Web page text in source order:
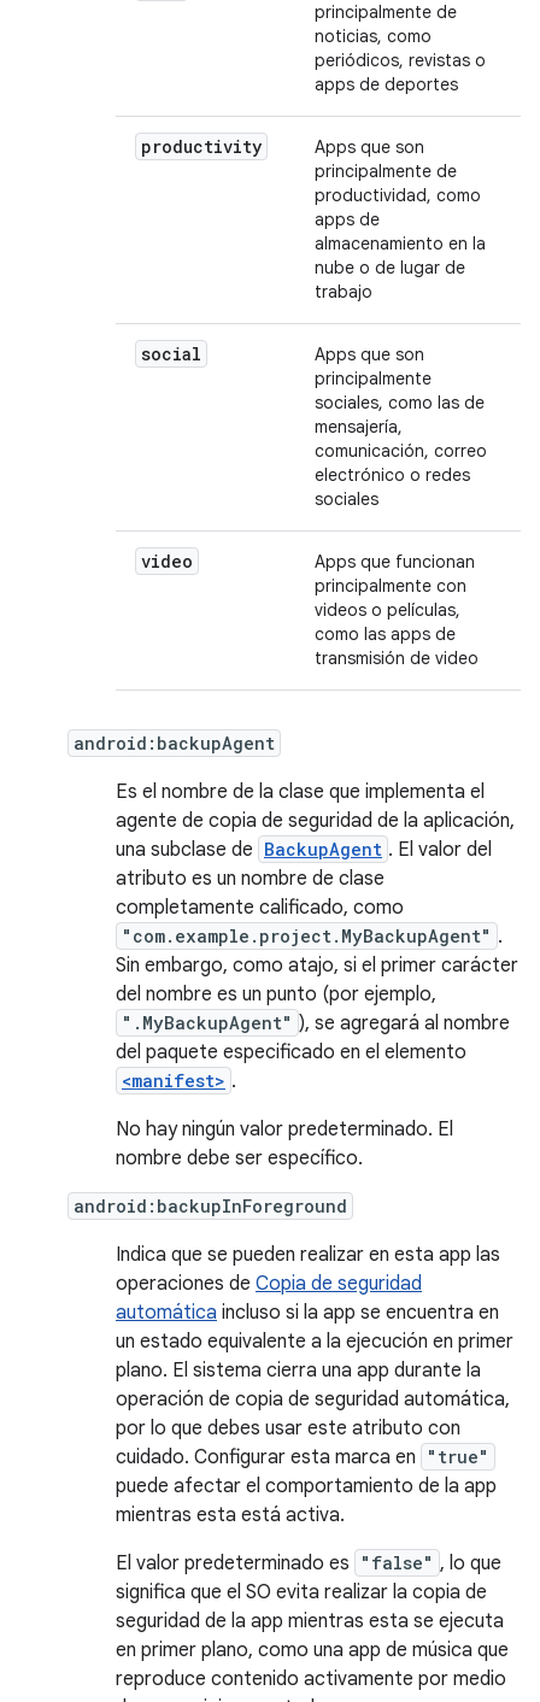
principalmente de
noticias, como
periódicos, revistas o
apps de deportes
productivity
Apps que son
principalmente de
productividad, como
apps de
almacenamiento en la
nube o de lugar de
trabajo
social
Apps que son
principalmente
sociales, como las de
mensajería,
comunicación, correo
electrónico o redes
sociales
video
Apps que funcionan
principalmente con
videos o películas,
como las apps de
transmisión de video
android:backupAgent
Es el nombre de la clase que implementa el
agente de copia de seguridad de la aplicación,
una subclase de BackupAgent . El valor del
atributo es un nombre de clase
completamente calificado, como
"com.example.project.MyBackupAgent" .
Sin embargo, como atajo, si el primer carácter
del nombre es un punto (por ejemplo,
".MyBackupAgent" ), se agregará al nombre
del paquete especificado en el elemento
<manifest> .
No hay ningún valor predeterminado. El
nombre debe ser específico.
android:backupInForeground
Indica que se pueden realizar en esta app las
operaciones de Copia de seguridad
automática incluso si la app se encuentra en
un estado equivalente a la ejecución en primer
plano. El sistema cierra una app durante la
operación de copia de seguridad automática,
por lo que debes usar este atributo con
cuidado. Configurar esta marca en
"true"
puede afectar el comportamiento de la app
mientras esta está activa.
El valor predeterminado es
"false" , lo que
significa que el SO evita realizar la copia de
seguridad de la app mientras esta se ejecuta
en primer plano, como una app de música que
reproduce contenido activamente por medio